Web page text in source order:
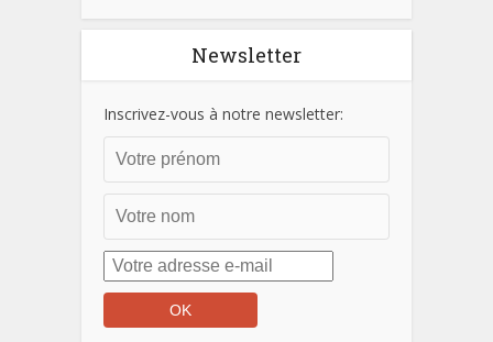
Newsletter
Inscrivez-vous à notre newsletter: